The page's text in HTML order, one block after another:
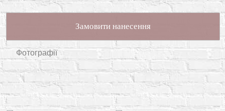
Замовити нанесення
Фотографії